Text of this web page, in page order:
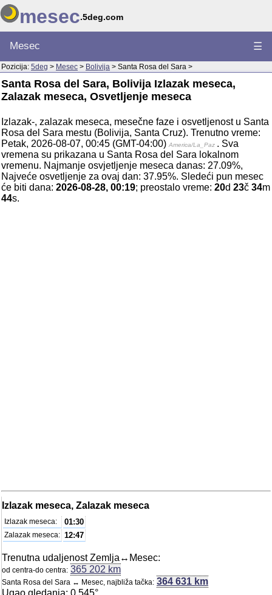
mesec.5deg.com
Mesec ☰
Pozicija: 5deg > Mesec > Bolivija > Santa Rosa del Sara >
Santa Rosa del Sara, Bolivija Izlazak meseca,
Zalazak meseca, Osvetljenje meseca
Izlazak-, zalazak meseca, mesečne faze i osvetljenost u Santa
Rosa del Sara mestu (Bolivija, Santa Cruz). Trenutno vreme:
Petak, 2026-08-07, 00:45 (GMT-04:00) America/La_Paz . Sva
vremena su prikazana u Santa Rosa del Sara lokalnom
vremenu. Najmanje osvjetljenje meseca danas: 27.09%,
Najveće osvetljenje za ovaj dan: 37.95%. Sledeći pun mesec
će biti dana: 2026-08-28, 00:19; preostalo vreme: 20d 23č 34m
44s.
Izlazak meseca, Zalazak meseca
Izlazak meseca: 01:30
Zalazak meseca: 12:47
Trenutna udaljenost Zemlja↔Mesec:
od centra-do centra: 365 202 km
Santa Rosa del Sara ↔ Mesec, najbliža tačka: 364 631 km
Ugao gledanja: 0.545°